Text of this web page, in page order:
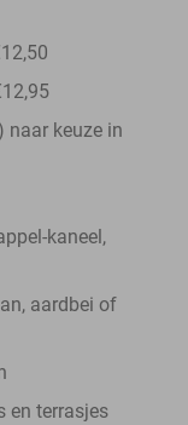
naar keuze in
kaneel,
aardbei of
en terrasjes